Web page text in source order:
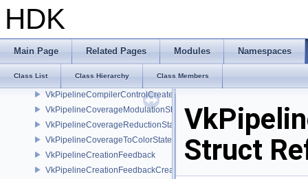
HDK
Main Page Related Pages Modules Namespaces
Class List Class Hierarchy Class Members
VkPipelineCacheHeaderVersionOne
VkPipelineColorBlendAttachmentState
VkPipelineColorBlendStateCreateInfo
VkPipelineColorWriteCreateInfoEXT
VkPipelineCompilerControlCreateInfoAMD
VkPipelineCoverageModulationStateCreateInfoNV
VkPipelineCoverageReductionStateCreateInfoNV
VkPipelineCoverageToColorStateCreateInfoNV
VkPipelineCreationFeedback
VkPipelineCreationFeedbackCreateInfo
Struct